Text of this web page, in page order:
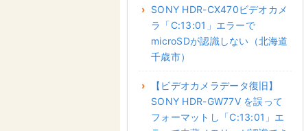
SONY HDR-CX470ビデオカメ
ラ「C:13:01」エラーで
microSDが認識しない（北海道
千歳市）
【ビデオカメラデータ復旧】
SONY HDR-GW77V を誤って
フォーマットし「C:13:01」エ